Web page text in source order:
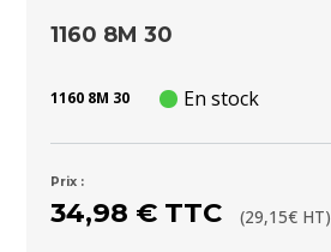
1160 8M 30
1160 8M 30 En stock
Prix :
34,98 € TTC (29,15€ HT)